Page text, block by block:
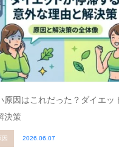
原因はこれだった？ダイエッ
決策
2026.06.07